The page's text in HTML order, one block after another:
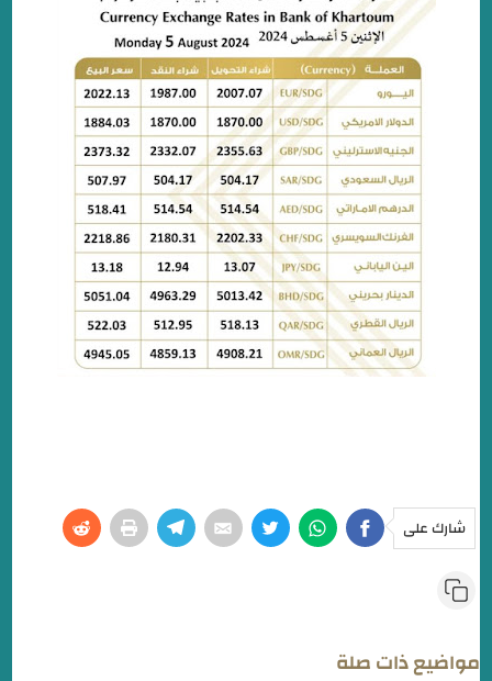
شارك على
مواضيع ذات صلة